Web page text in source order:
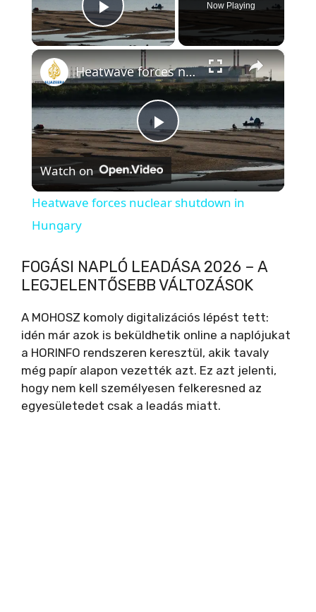
Play Video
Now Playing
×
P
l
y
V
i
d
Heatwave forces nuclear shutdown in Hungary
Watch on
Heatwave forces nuclear shutdown in
Hungary
FOGÁSI NAPLÓ LEADÁSA 2026 – A
LEGJELENTŐSEBB VÁLTOZÁSOK
A MOHOSZ komoly digitalizációs lépést tett:
idén már azok is beküldhetik online a naplójukat
a HORINFO rendszeren keresztül, akik tavaly
még papír alapon vezették azt. Ez azt jelenti,
hogy nem kell személyesen felkeresned az
egyesületedet csak a leadás miatt.